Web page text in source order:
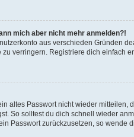
mich aber nicht mehr anmelden?!
aus verschieden Gründen
verringern. Registriere dich einfach
altes Passwort nicht wieder
So solltest du dich schnell wieder
Passwort zurückzusetzen, so wende